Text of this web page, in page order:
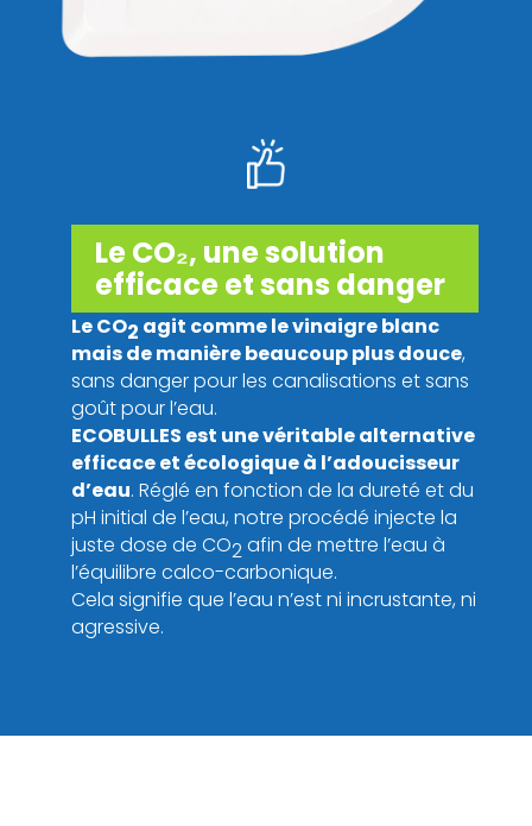
Le CO₂, une solution
efficace et sans danger
Le CO2 agit comme le vinaigre blanc
mais de manière beaucoup plus douce,
sans danger pour les canalisations et sans
goût pour l’eau.
ECOBULLES est une véritable alternative
efficace et écologique à l’adoucisseur
d’eau. Réglé en fonction de la dureté et du
pH initial de l’eau, notre procédé injecte la
juste dose de CO2afin de mettre l’eau à
l’équilibre calco-carbonique.
Cela signifie que l’eau n’est ni incrustante, ni
agressive.